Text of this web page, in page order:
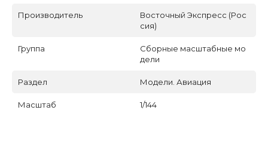
Производитель
Восточный Экспресс (Рос
сия)
Группа
Сборные масштабные мо
дели
Раздел Модели. Авиация
Масштаб 1/144